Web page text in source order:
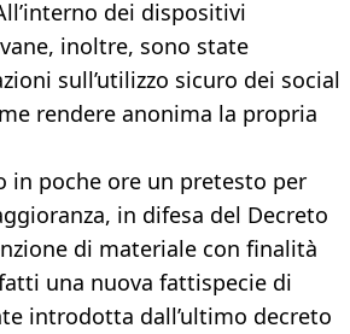
dei dispositivi
inoltre, sono state
sull’utilizzo sicuro dei social
rendere anonima la propria
in poche ore un pretesto per
in difesa del Decreto
di materiale con finalità
una nuova fattispecie di
introdotta dall’ultimo decreto